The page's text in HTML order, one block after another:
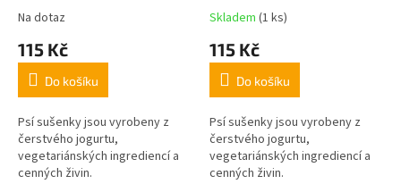
Na dotaz
115 Kč
Do košíku
Psí sušenky jsou vyrobeny z
čerstvého jogurtu,
vegetariánských ingrediencí a
cenných živin.
Skladem (1 ks)
115 Kč
Do košíku
Psí sušenky jsou vyrobeny z
čerstvého jogurtu,
vegetariánských ingrediencí a
cenných živin.